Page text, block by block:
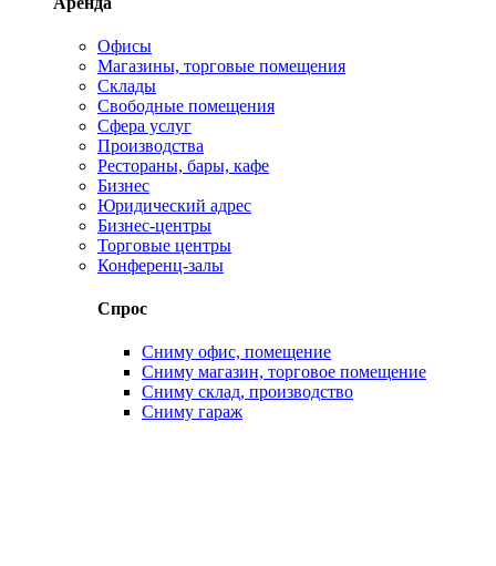
Офисы
Магазины, торговые помещения
Склады
Свободные помещения
Сфера услуг
Производства
Рестораны, бары, кафе
Бизнес
Юридический адрес
Бизнес-центры
Торговые центры
Конференц-залы
Спрос
Сниму офис, помещение
Сниму магазин, торговое помещение
Сниму склад, производство
Сниму гараж